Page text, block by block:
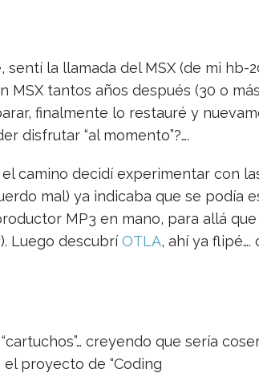
la llamada del MSX (de mi hb-
tantos años después (30 o
finalmente lo restauré y
disfrutar “al momento”?….
camino decidí experimentar con
mal) ya indicaba que se podía
MP3 en mano, para allá
Luego descubrí OTLA, ahí ya flipé….
creyendo que sería
proyecto de “Coding